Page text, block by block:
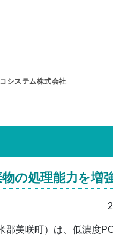
システム株式会社
の処理能力を増
美咲町）は、低濃度